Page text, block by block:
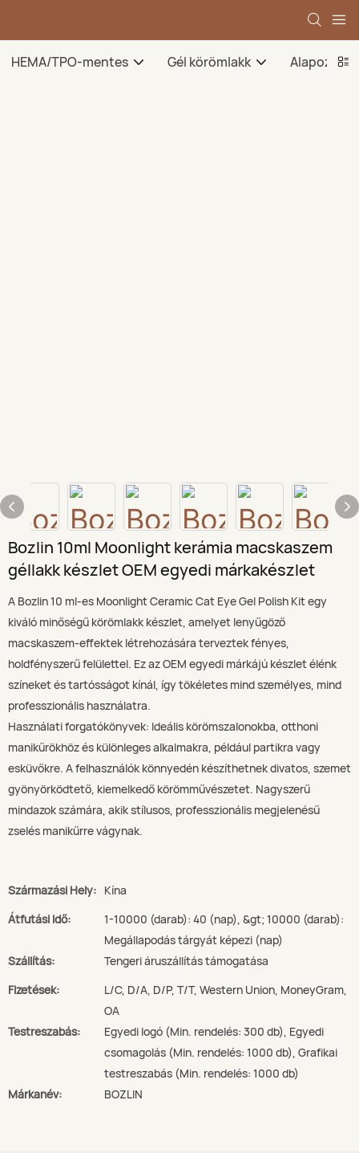
HEMA/TPO-mentes Gél körömlakk Alapozó gél
Bozlin 10ml Moonlight kerámia macskaszem
géllakk készlet OEM egyedi márkakészlet
A Bozlin 10 ml-es Moonlight Ceramic Cat Eye Gel Polish Kit egy
kiváló minőségű körömlakk készlet, amelyet lenyűgöző
macskaszem-effektek létrehozására terveztek fényes,
holdfényszerű felülettel. Ez az OEM egyedi márkájú készlet élénk
színeket és tartósságot kínál, így tökéletes mind személyes, mind
professzionális használatra.
Használati forgatókönyvek: Ideális körömszalonokba, otthoni
manikűrökhöz és különleges alkalmakra, például partikra vagy
esküvőkre. A felhasználók könnyedén készíthetnek divatos, szemet
gyönyörködtető, kiemelkedő körömművészetet. Nagyszerű
mindazok számára, akik stílusos, professzionális megjelenésű
zselés manikűrre vágynak.
Származási Hely: Kína
Átfutási Idő:
1-10000 (darab): 40 (nap), &gt; 10000 (darab):
Megállapodás tárgyát képezi (nap)
Szállítás:
Tengeri áruszállítás támogatása
Fizetések:
L/C, D/A, D/P, T/T, Western Union, MoneyGram,
OA
Testreszabás:
Egyedi logó (Min. rendelés: 300 db), Egyedi
csomagolás (Min. rendelés: 1000 db), Grafikai
testreszabás (Min. rendelés: 1000 db)
Márkanév:
BOZLIN